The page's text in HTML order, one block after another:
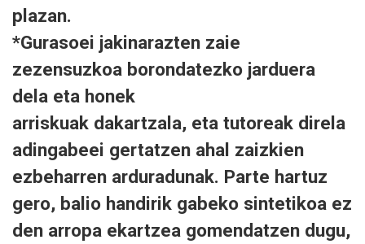
plazan.
*Gurasoei jakinarazten zaie
zezensuzkoa borondatezko jarduera
dela eta honek
arriskuak dakartzala, eta tutoreak direla
adingabeei gertatzen ahal zaizkien
ezbeharren arduradunak. Parte hartuz
gero, balio handirik gabeko sintetikoa ez
den arropa ekartzea gomendatzen dugu,